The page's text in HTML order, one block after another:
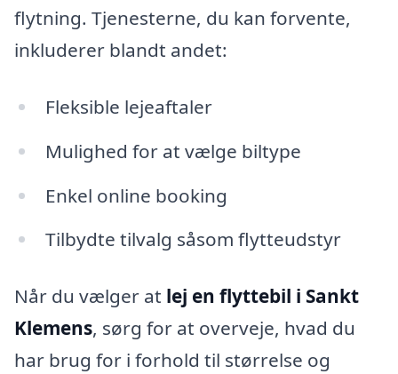
flytning. Tjenesterne, du kan forvente,
inkluderer blandt andet:
Fleksible lejeaftaler
Mulighed for at vælge biltype
Enkel online booking
Tilbydte tilvalg såsom flytteudstyr
Når du vælger at lej en flyttebil i Sankt
Klemens, sørg for at overveje, hvad du
har brug for i forhold til størrelse og